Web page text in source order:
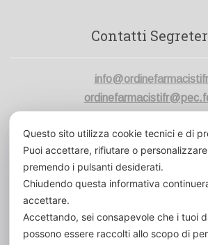
Contatti
Codice Fiscale:
Cod. Un. Fatt. Elett.:
Questo sito utilizza cookie tecnici e di
Puoi accettare, rifiutare o
premendo i pulsanti desiderati.
Chiudendo questa informativa
accettare.
Accettando, sei consapevole che i tuoi
possono essere raccolti allo scopo di